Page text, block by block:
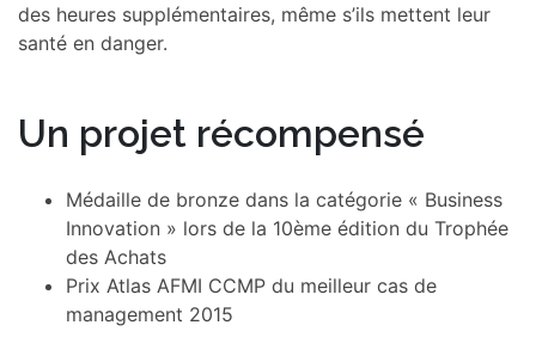
des heures supplémentaires, même s’ils mettent leur
santé en danger.
Un projet récompensé
Médaille de bronze dans la catégorie « Business
Innovation » lors de la 10ème édition du Trophée
des Achats
Prix Atlas AFMI CCMP du meilleur cas de
management 2015